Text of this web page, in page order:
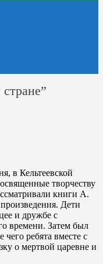
в Кельтеевской
творчеству
книги А.
Дети
и дружбе с
времени. Затем был
ребята вместе с
о мертвой царевне и